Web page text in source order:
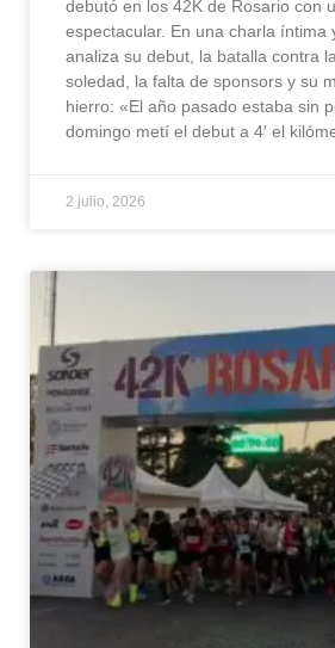
debutó en los 42K de Rosario con
espectacular. En una charla íntima
analiza su debut, la batalla contra
soledad, la falta de sponsors y su
hierro: «El año pasado estaba sin
domingo metí el debut a 4′ el
2 julio, 2026